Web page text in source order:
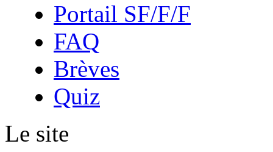
Portail SF/F/F
FAQ
Brèves
Quiz
Le site